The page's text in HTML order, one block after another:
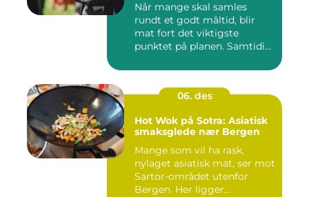
Når mange skal samles
rundt et godt måltid, blir
mat fort det viktigste
punktet på planen. Samtidig
06. des
Hot Wok på Sotra: Asiatisk
smaksglede nær Bergen
Mange som vil ha rask,
nylaget asiatisk mat, ser mot
Sartor-området utenfor
Bergen. Her ligger...